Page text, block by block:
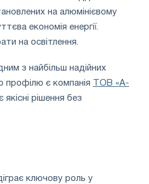
на алюмінієвому
економія енергії.
на освітлення.
з найбільш надійних
профілю є компанія
ТОВ «А-
рішення без
ключову роль у